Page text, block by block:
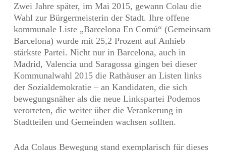
Zwei Jahre später, im Mai 2015, gewann Colau die
Wahl zur Bürgermeisterin der Stadt. Ihre offene
kommunale Liste „Barcelona En Comú“ (Gemeinsam
Barcelona) wurde mit 25,2 Prozent auf Anhieb
stärkste Partei. Nicht nur in Barcelona, auch in
Madrid, Valencia und Saragossa gingen bei dieser
Kommunalwahl 2015 die Rathäuser an Listen links
der Sozialdemokratie – an Kandidaten, die sich
bewegungsnäher als die neue Linkspartei Podemos
verorteten, die weiter über die Verankerung in
Stadtteilen und Gemeinden wachsen sollten.
Ada Colaus Bewegung stand exemplarisch für dieses